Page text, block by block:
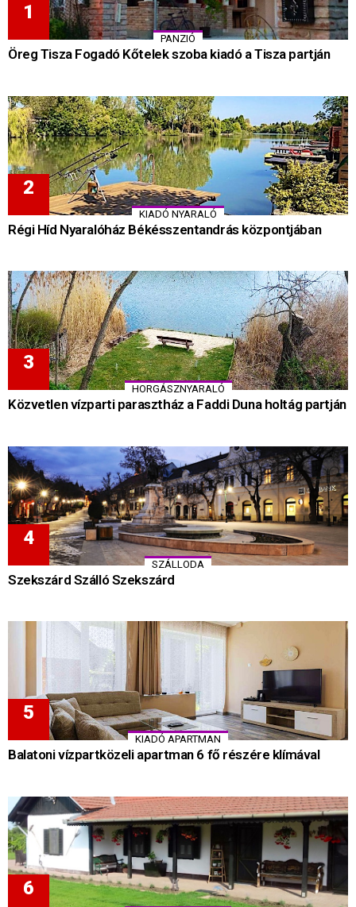
PANZIÓ
Öreg Tisza Fogadó Kőtelek szoba kiadó a Tisza partján
KIADÓ NYARALÓ
Régi Híd Nyaralóház Békésszentandrás központjában
HORGÁSZNYARALÓ
Közvetlen vízparti parasztház a Faddi Duna holtág partján
SZÁLLODA
Szekszárd Szálló Szekszárd
KIADÓ APARTMAN
Balatoni vízpartközeli apartman 6 fő részére klímával